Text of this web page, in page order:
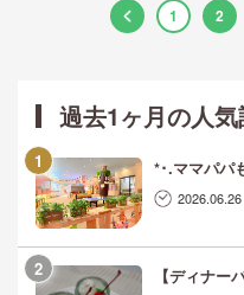
1 2
過去1ヶ月の人
*･.ママパパ
2026.06.26
【ディナー